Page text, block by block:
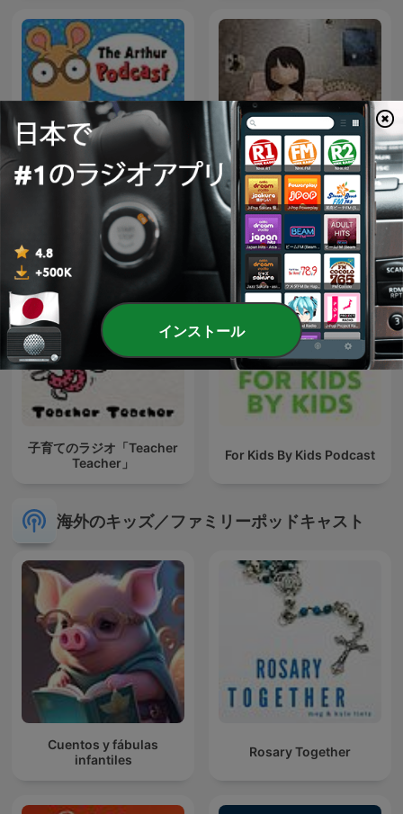
The Arthur Podcast นิทานชาดก
子育てのラジオ「Teacher
Teacher」
For Kids By Kids Podcast
海外のキッズ／ファミリーポッドキャスト
Cuentos y fábulas
infantiles
Rosary Together
インストール